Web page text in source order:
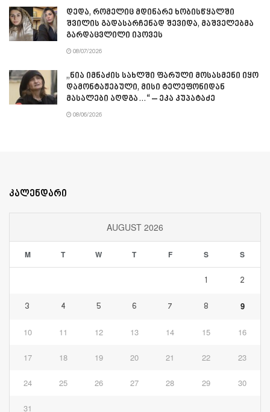
დედა, რომელიც მდინარე ხობისწყალში
შვილის გადასარჩენად შევიდა, მაშველებმა
გარდაცვლილი იპოვეს
08/07/2026
„ნია იმნაძის სახლში ფარული მოსასმენი იყო
დამონტაჟებული, მისი ტელეფონიდან
მასალები აღდგა…“ – ეკა კუპატაძე
08/06/2026
კალენდარი
AUGUST 2026
M T W T F S S
1 2
3 4 5 6 7 8 9
10 11 12 13 14 15 16
17 18 19 20 21 22 23
24 25 26 27 28 29 30
31